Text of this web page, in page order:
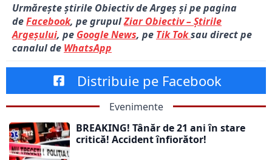
Urmărește știrile Obiectiv de Argeș și pe pagina
deFacebook, pe grupulZiar Obiectiv – Știrile
Argeșului, pe Google News, pe Tik Toksau direct pe
canalul de WhatsApp
Distribuie pe Facebook
Evenimente
BREAKING! Tânăr de 21 ani în stare
critică! Accident înfiorător!